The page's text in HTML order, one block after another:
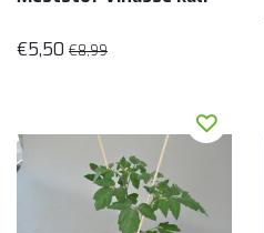
€5,50 €8,99